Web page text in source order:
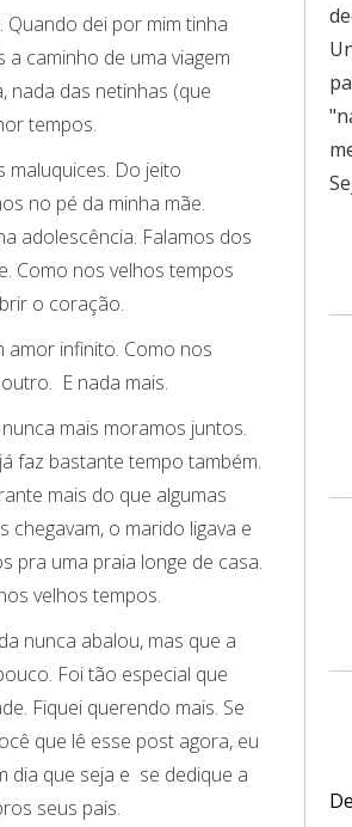
dei por mim tinha
caminho de uma viagem
nada das netinhas (que
tempos.
maluquices. Do jeito
no pé da minha mãe.
adolescência. Falamos dos
Como nos velhos tempos
o coração.
amor infinito. Como nos
E nada mais.
mais moramos juntos.
faz bastante tempo também.
mais do que algumas
chegavam, o marido ligava e
pra uma praia longe de casa.
velhos tempos.
nunca abalou, mas que a
Foi tão especial que
Fiquei querendo mais. Se
que lê esse post agora, eu
dia que seja e se dedique a
seus pais.